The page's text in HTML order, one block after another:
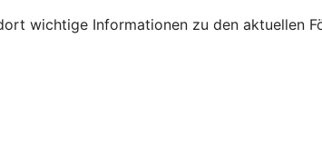
wichtige Informationen zu den aktuellen